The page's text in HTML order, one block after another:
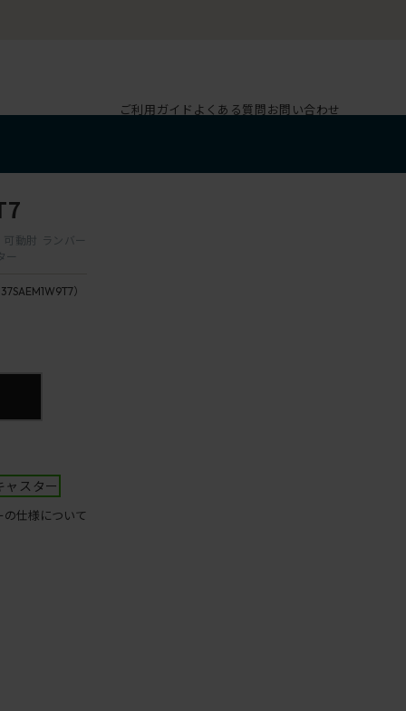
ご利用ガイド よくある質問お問い合わせ
動肘 ランバー
ー
）
ャスター
の仕様について